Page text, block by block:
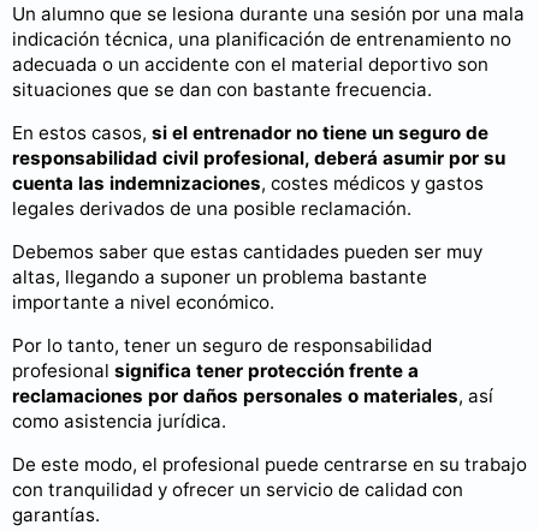
Un alumno que se lesiona durante una sesión por una mala
indicación técnica, una planificación de entrenamiento no
adecuada o un accidente con el material deportivo son
situaciones que se dan con bastante frecuencia.
En estos casos, si el entrenador no tiene un seguro de
responsabilidad civil profesional, deberá asumir por su
cuenta las indemnizaciones, costes médicos y gastos
legales derivados de una posible reclamación.
Debemos saber que estas cantidades pueden ser muy
altas, llegando a suponer un problema bastante
importante a nivel económico.
Por lo tanto, tener un seguro de responsabilidad
profesional significa tener protección frente a
reclamaciones por daños personales o materiales, así
como asistencia jurídica.
De este modo, el profesional puede centrarse en su trabajo
con tranquilidad y ofrecer un servicio de calidad con
garantías.